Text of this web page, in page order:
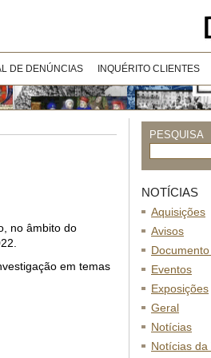
DE DENÚNCIAS INQUÉRITO CLIENTES
no âmbito do
em temas
PESQUISA
NOTÍCIAS
Aquisições
Avisos
Eventos
Exposições
Geral
Notícias
Notícias da